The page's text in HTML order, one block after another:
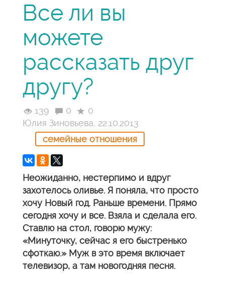
Все ли вы
можете
рассказать друг
другу?
139 0
0
Юлия Зиновьева, 22.10.2013
семейные отношения
Неожиданно, нестерпимо и вдруг
захотелось оливье. Я поняла, что просто
хочу Новый год. Раньше времени. Прямо
сегодня хочу и все. Взяла и сделала его.
Ставлю на стол, говорю мужу:
«Минуточку, сейчас я его быстренько
сфоткаю.» Муж в это время включает
телевизор, а там новогодняя песня.